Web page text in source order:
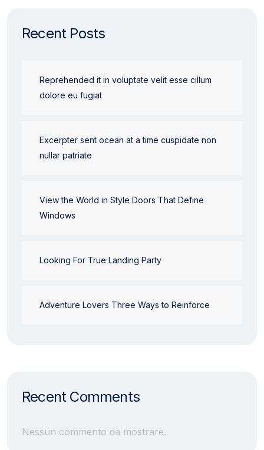
Recent Posts
Reprehended it in voluptate velit esse cillum
dolore eu fugiat
Excerpter sent ocean at a time cuspidate non
nullar patriate
View the World in Style Doors That Define
Windows
Looking For True Landing Party
Adventure Lovers Three Ways to Reinforce
Recent Comments
Nessun commento da mostrare.